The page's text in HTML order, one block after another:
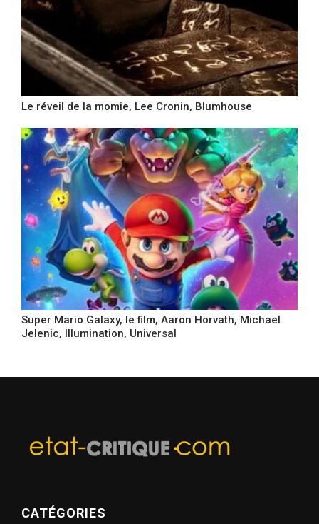
Le réveil de la momie, Lee Cronin, Blumhouse
Super Mario Galaxy, le film, Aaron Horvath, Michael
Jelenic, Illumination, Universal
CATÉGORIES